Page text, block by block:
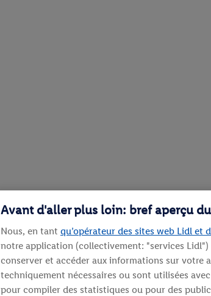
Avant d'aller plus loin: bref aperçu
Nous, en tant qu’opérateur des sites web Lidl et
notre application (collectivement: "services
conserver et accéder aux informations sur votre
techniquement nécessaires ou sont utilisées
pour compiler des statistiques ou pour des